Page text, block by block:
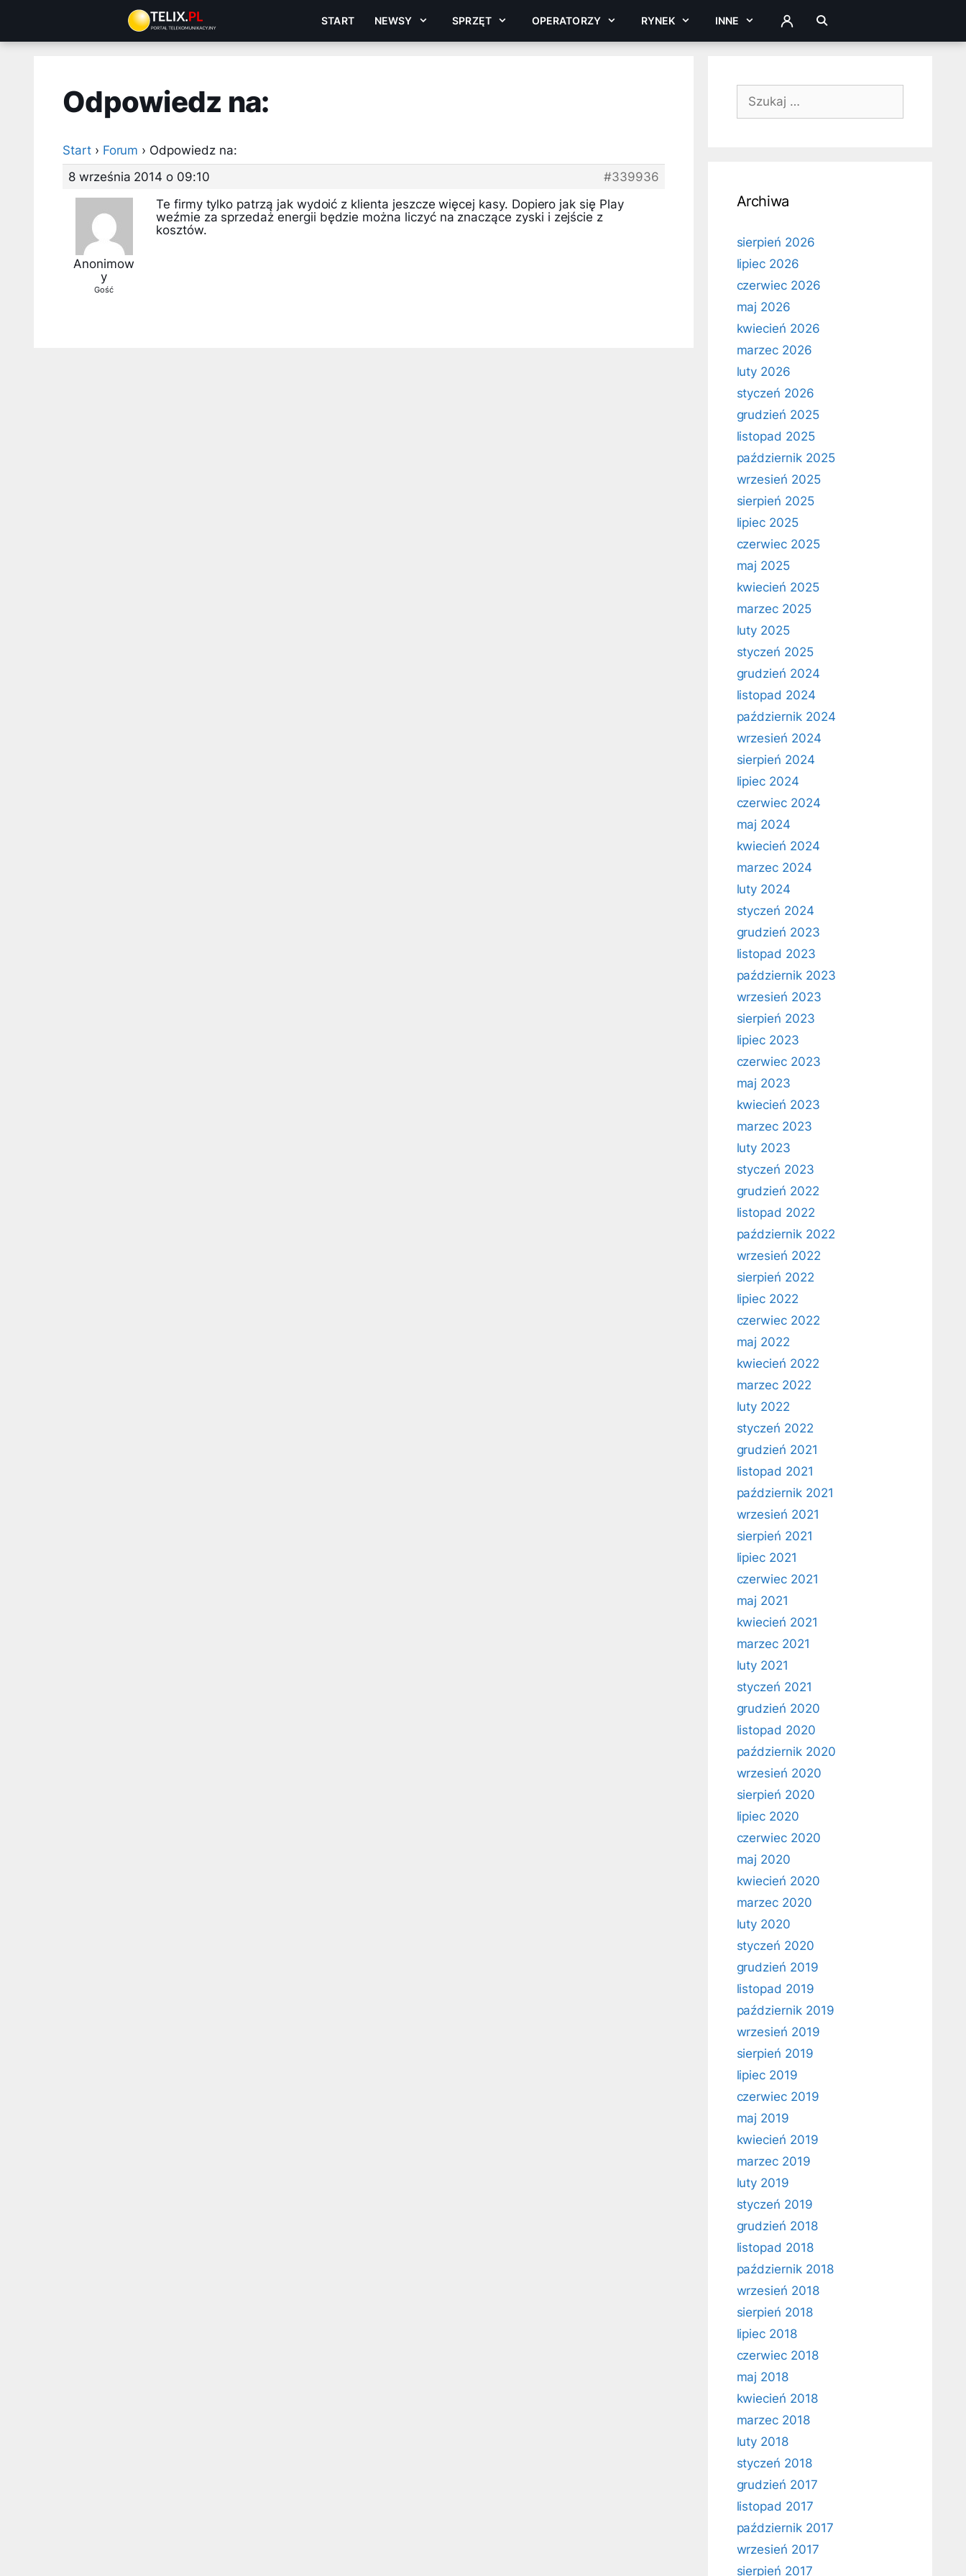
treści
START NEWSY SPRZĘT OPERATORZY RYNEK INNE ZALOGUJ
Odpowiedz na:
Start › Forum › Odpowiedz na:
8 września 2014 o 09:10
#339936
Anonimow
y
Gość
Te firmy tylko patrzą jak wydoić z klienta jeszcze więcej kasy. Dopiero jak się Play
weźmie za sprzedaż energii będzie można liczyć na znaczące zyski i zejście z
kosztów.
Szukaj:
Archiwa
sierpień 2026
lipiec 2026
czerwiec 2026
maj 2026
kwiecień 2026
marzec 2026
luty 2026
styczeń 2026
grudzień 2025
listopad 2025
październik 2025
wrzesień 2025
sierpień 2025
lipiec 2025
czerwiec 2025
maj 2025
kwiecień 2025
marzec 2025
luty 2025
styczeń 2025
grudzień 2024
listopad 2024
październik 2024
wrzesień 2024
sierpień 2024
lipiec 2024
czerwiec 2024
maj 2024
kwiecień 2024
marzec 2024
luty 2024
styczeń 2024
grudzień 2023
listopad 2023
październik 2023
wrzesień 2023
sierpień 2023
lipiec 2023
czerwiec 2023
maj 2023
kwiecień 2023
marzec 2023
luty 2023
styczeń 2023
grudzień 2022
listopad 2022
październik 2022
wrzesień 2022
sierpień 2022
lipiec 2022
czerwiec 2022
maj 2022
kwiecień 2022
marzec 2022
luty 2022
styczeń 2022
grudzień 2021
listopad 2021
październik 2021
wrzesień 2021
sierpień 2021
lipiec 2021
czerwiec 2021
maj 2021
kwiecień 2021
marzec 2021
luty 2021
styczeń 2021
grudzień 2020
listopad 2020
październik 2020
wrzesień 2020
sierpień 2020
lipiec 2020
czerwiec 2020
maj 2020
kwiecień 2020
marzec 2020
luty 2020
styczeń 2020
grudzień 2019
listopad 2019
październik 2019
wrzesień 2019
sierpień 2019
lipiec 2019
czerwiec 2019
maj 2019
kwiecień 2019
marzec 2019
luty 2019
styczeń 2019
grudzień 2018
listopad 2018
październik 2018
wrzesień 2018
sierpień 2018
lipiec 2018
czerwiec 2018
maj 2018
kwiecień 2018
marzec 2018
luty 2018
styczeń 2018
grudzień 2017
listopad 2017
październik 2017
wrzesień 2017
sierpień 2017